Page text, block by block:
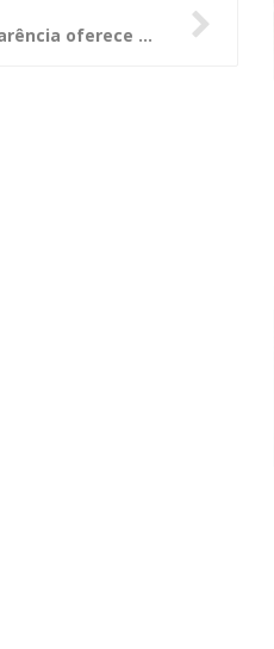
Ministério da Transparência oferece cursos de certificação em ouvidoria